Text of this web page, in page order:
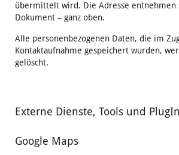
übermittelt wird. Die Adresse entnehmen
Dokument – ganz oben.
Alle personenbezogenen Daten, die im
Kontaktaufnahme gespeichert wurden,
gelöscht.
Externe Dienste, Tools und
Google Maps